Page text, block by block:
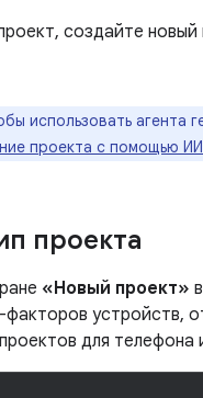
создайте
использовать агента
проекта с помощью
проекта
«Новый проект»
устройств,
для телефона